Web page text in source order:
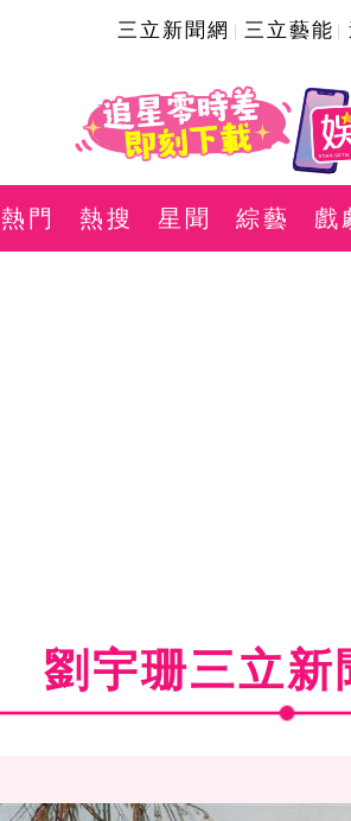
三立新聞網 三立藝能
熱門 熱搜 星聞 綜藝 戲
劉宇珊三立新